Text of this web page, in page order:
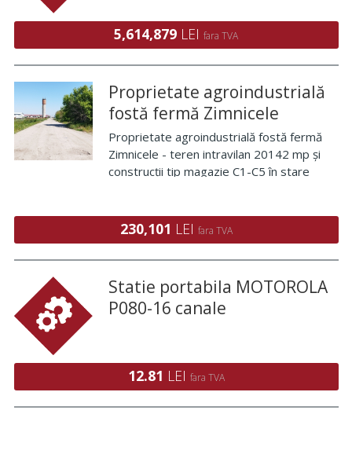
5,614,879 LEI fara TVA
Proprietate agroindustrială
fostă fermă Zimnicele
Proprietate agroindustrială fostă fermă
Zimnicele - teren intravilan 20142 mp și
construcții tip magazie C1-C5 în stare
, CF 27480
230,101 LEI fara TVA
Statie portabila MOTOROLA
P080-16 canale
12.81 LEI fara TVA